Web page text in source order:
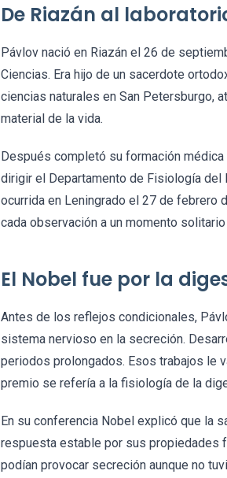
De Riazán al
Pávlov nació en Riazán el 26 de
Ciencias. Era hijo de un sacerdote
ciencias naturales en San Petersburgo,
material de la vida.
Después completó su formación
dirigir el Departamento de Fisiología del
ocurrida en Leningrado el 27 de febrero
cada observación a un momento
El Nobel fue por la
Antes de los reflejos condicionales,
sistema nervioso en la secreción.
periodos prolongados. Esos trabajos le
premio se refería a la fisiología de la
En su conferencia Nobel explicó que la
respuesta estable por sus propiedades
podían provocar secreción aunque no